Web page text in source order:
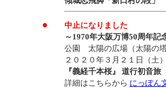
●
中止になりました
～1970年大阪万博50周年
公園 太陽の広場（太陽の
２０２０年３月２１日（土
『義経千本桜』 道行初音旅
詳細はこちらから にっぽん